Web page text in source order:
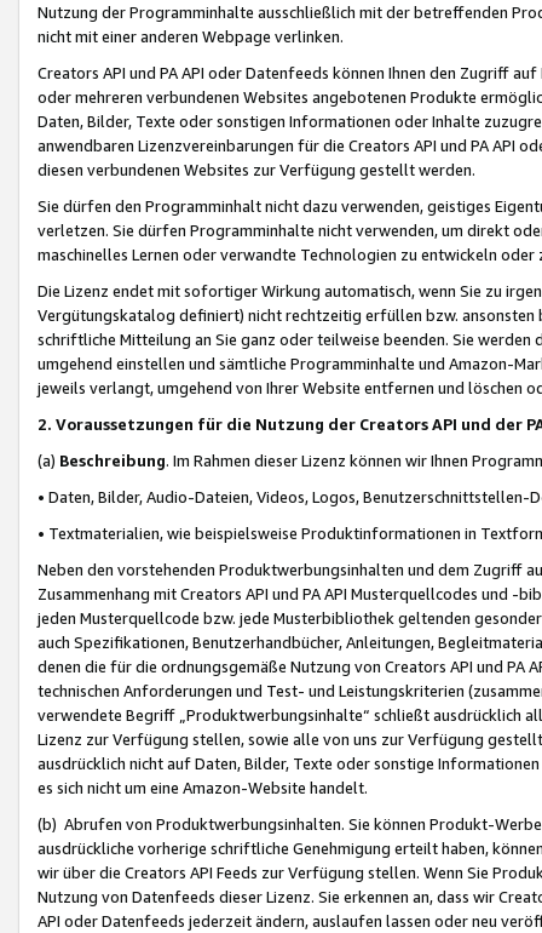
Nutzung der Programminhalte ausschließlich mit der betreffenden
nicht mit einer anderen Webpage verlinken.
Creators API und PA API oder Datenfeeds können Ihnen den Zugriff
oder mehreren verbundenen Websites angebotenen Produkte
Daten, Bilder, Texte oder sonstigen Informationen oder Inhalte
anwendbaren Lizenzvereinbarungen für die Creators API und PA API
diesen verbundenen Websites zur Verfügung gestellt werden.
Sie dürfen den Programminhalt nicht dazu verwenden, geistiges
verletzen. Sie dürfen Programminhalte nicht verwenden, um direkt
maschinelles Lernen oder verwandte Technologien zu entwickeln
Die Lizenz endet mit sofortiger Wirkung automatisch, wenn Sie zu
Vergütungskatalog definiert) nicht rechtzeitig erfüllen bzw. ansonsten
schriftliche Mitteilung an Sie ganz oder teilweise beenden. Sie werden
umgehend einstellen und sämtliche Programminhalte und Amazon-
jeweils verlangt, umgehend von Ihrer Website entfernen und löschen
2. Voraussetzungen für die Nutzung der Creators API und der
(a) Beschreibung. Im Rahmen dieser Lizenz können wir Ihnen
• Daten, Bilder, Audio-Dateien, Videos, Logos, Benutzerschnittstellen-
• Textmaterialien, wie beispielsweise Produktinformationen in
Neben den vorstehenden Produktwerbungsinhalten und dem Zugriff
Zusammenhang mit Creators API und PA API Musterquellcodes und
jeden Musterquellcode bzw. jede Musterbibliothek geltenden
auch Spezifikationen, Benutzerhandbücher, Anleitungen,
denen die für die ordnungsgemäße Nutzung von Creators API und PA
technischen Anforderungen und Test- und Leistungskriterien
verwendete Begriff „Produktwerbungsinhalte“ schließt ausdrücklich
Lizenz zur Verfügung stellen, sowie alle von uns zur Verfügung
ausdrücklich nicht auf Daten, Bilder, Texte oder sonstige
es sich nicht um eine Amazon-Website handelt.
(b) Abrufen von Produktwerbungsinhalten. Sie können Produkt-
ausdrückliche vorherige schriftliche Genehmigung erteilt haben,
wir über die Creators API Feeds zur Verfügung stellen. Wenn Sie
Nutzung von Datenfeeds dieser Lizenz. Sie erkennen an, dass wir
API oder Datenfeeds jederzeit ändern, auslaufen lassen oder neu